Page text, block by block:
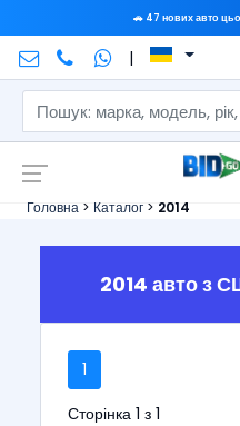
🚗 47 нових авто
|
Головна > Каталог > 2014
2014 авто з
1
Сторінка 1 з 1